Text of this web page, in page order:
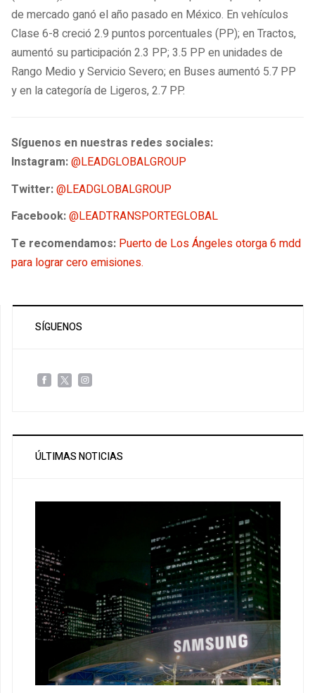
de mercado ganó el año pasado en México. En vehículos
Clase 6-8 creció 2.9 puntos porcentuales (PP); en Tractos,
aumentó su participación 2.3 PP; 3.5 PP en unidades de
Rango Medio y Servicio Severo; en Buses aumentó 5.7 PP
y en la categoría de Ligeros, 2.7 PP.
Síguenos en nuestras redes sociales:
Instagram:@LEADGLOBALGROUP
Twitter:@LEADGLOBALGROUP
Facebook:@LEADTRANSPORTEGLOBAL
Te recomendamos: Puerto de Los Ángeles otorga 6 mdd
para lograr cero emisiones.
SÍGUENOS
ÚLTIMAS NOTICIAS